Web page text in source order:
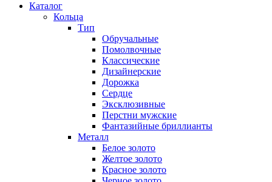
Каталог
Кольца
Тип
Обручальные
Помолвочные
Классические
Дизайнерские
Дорожка
Сердце
Эксклюзивные
Перстни мужские
Фантазийные бриллианты
Металл
Белое золото
Желтое золото
Красное золото